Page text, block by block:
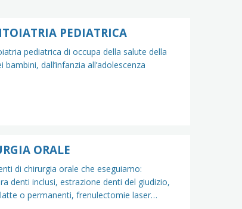
PEDIATRICA
pediatrica di occupa della salute della
bambini, dall’infanzia all’adolescenza
ORALE
di chirurgia orale che eseguiamo:
denti inclusi, estrazione denti del giudizio,
o permanenti, frenulectomie laser…